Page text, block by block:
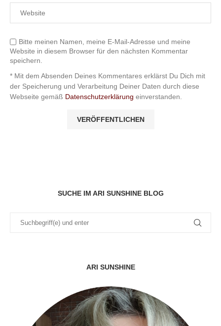
Bitte meinen Namen, meine E-Mail-Adresse und meine
Website in diesem Browser für den nächsten Kommentar
speichern.
* Mit dem Absenden Deines Kommentares erklärst Du Dich mit
der Speicherung und Verarbeitung Deiner Daten durch diese
Webseite gemäß Datenschutzerklärung einverstanden.
SUCHE IM ARI SUNSHINE BLOG
ARI SUNSHINE